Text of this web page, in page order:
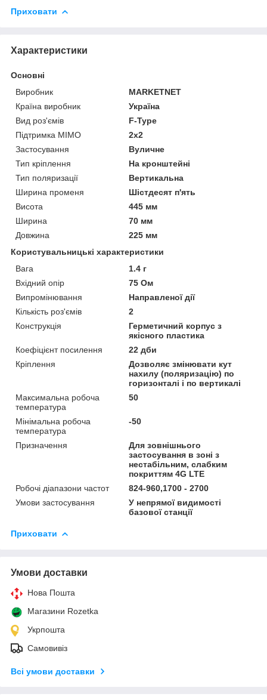
Приховати
Характеристики
Основні
Виробник
MARKETNET
Країна виробник
Україна
Вид роз'ємів
F-Type
Підтримка MIMO
2x2
Застосування
Вуличне
Тип кріплення
На кронштейні
Тип поляризації
Вертикальна
Ширина променя
Шістдесят п'ять
Висота
445 мм
Ширина
70 мм
Довжина
225 мм
Користувальницькі характеристики
Вага
1.4 г
Вхідний опір
75 Ом
Випромінювання
Направленої дії
Кількість роз'ємів
2
Конструкція
Герметичний корпус з
якісного пластика
Коефіцієнт посилення
22 дби
Кріплення
Дозволяє змінювати кут
нахилу (поляризацію) по
горизонталі і по вертикалі
Максимальна робоча
температура
50
Мінімальна робоча
температура
-50
Призначення
Для зовнішнього
застосування в зоні з
нестабільним, слабким
покриттям 4G LTE
Робочі діапазони частот
824-960,1700 - 2700
Умови застосування
У непрямої видимості
базової станції
Приховати
Умови доставки
Нова Пошта
Магазини Rozetka
Укрпошта
Самовивіз
Всі умови доставки